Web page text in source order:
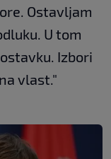
Ostavljam
U tom
Izbori
vlast."